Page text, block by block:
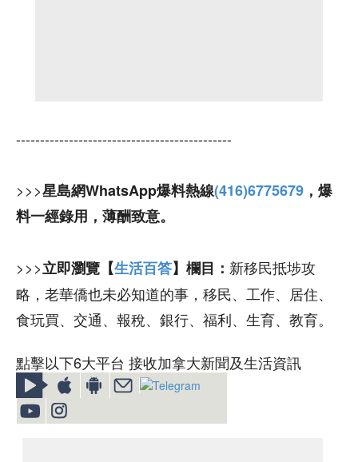
---------------------------------------------
>>>星島網WhatsApp爆料熱線(416)6775679 ，爆
料一經錄用，薄酬致意。
>>>立即瀏覽【生活百答】欄目： 新移民抵埗攻
略，老華僑也未必知道的事，移民、工作、居住、
食玩買、交通、報稅、銀行、福利、生育、教育。
點擊以下6大平台 接收加拿大新聞及生活資訊